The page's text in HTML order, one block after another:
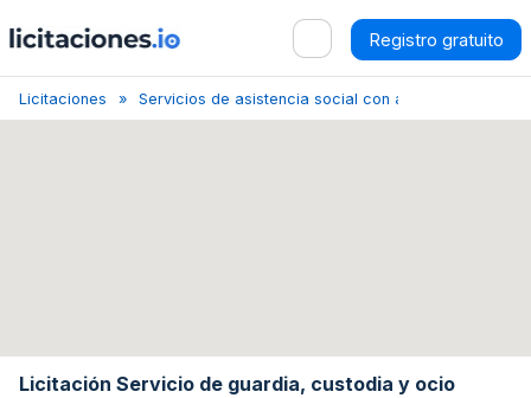
Registro gratuito
Licitaciones Servicios de asistencia social con alojamiento
Licitación Servicio de guardia, custodia y ocio